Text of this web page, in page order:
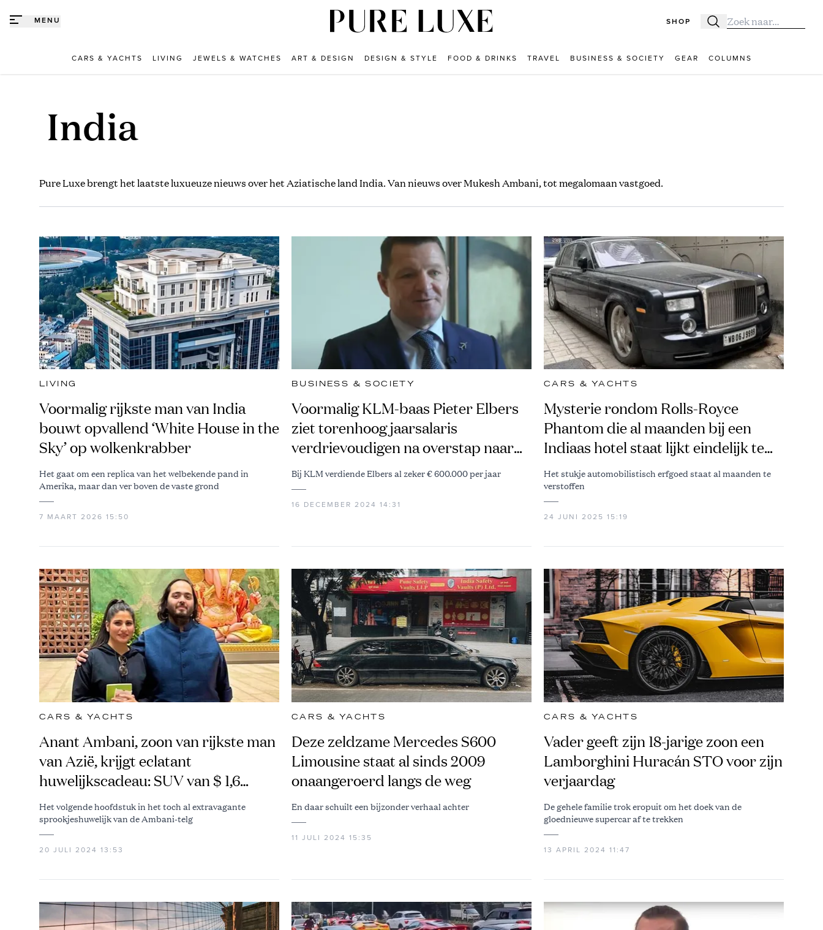
MENU SHOP Zoeken
Zoek naar:
CARS & YACHTS LIVING JEWELS & WATCHES ART & DESIGN DESIGN & STYLE FOOD & DRINKS TRAVEL BUSINESS & SOCIETY GEAR COLUMNS
India
Pure Luxe brengt het laatste luxueuze nieuws over het Aziatische land India. Van nieuws over Mukesh Ambani, tot megalomaan vastgoed.
LIVING
Voormalig rijkste man van India
bouwt opvallend ‘White House in the
Sky’ op wolkenkrabber
Het gaat om een replica van het welbekende pand in
Amerika, maar dan ver boven de vaste grond
7 MAART 2026 15:50
BUSINESS & SOCIETY
Voormalig KLM-baas Pieter Elbers
ziet torenhoog jaarsalaris
verdrievoudigen na overstap naar
prijsvechter uit India
Bij KLM verdiende Elbers al zeker € 600.000 per jaar
16 DECEMBER 2024 14:31
CARS & YACHTS
Mysterie rondom Rolls-Royce
Phantom die al maanden bij een
Indiaas hotel staat lijkt eindelijk te
zijn opgelost
Het stukje automobilistisch erfgoed staat al maanden te
verstoffen
24 JUNI 2025 15:19
CARS & YACHTS
Anant Ambani, zoon van rijkste man
van Azië, krijgt eclatant
huwelijkscadeau: SUV van $ 1,6
miljoen
Het volgende hoofdstuk in het toch al extravagante
sprookjeshuwelijk van de Ambani-telg
20 JULI 2024 13:53
CARS & YACHTS
Deze zeldzame Mercedes S600
Limousine staat al sinds 2009
onaangeroerd langs de weg
En daar schuilt een bijzonder verhaal achter
11 JULI 2024 15:35
CARS & YACHTS
Vader geeft zijn 18-jarige zoon een
Lamborghini Huracán STO voor zijn
verjaardag
De gehele familie trok eropuit om het doek van de
gloednieuwe supercar af te trekken
13 APRIL 2024 11:47